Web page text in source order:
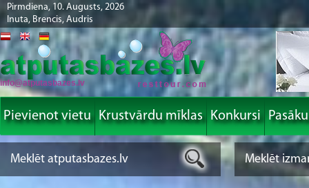
Pirmdiena, 10. Augusts, 2026
Inuta, Brencis, Audris
info@atputasbazes.lv
Pievienot vietu Krustvārdu mīklas Konkursi